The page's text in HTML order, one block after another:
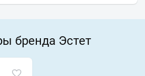
бренда Эстет